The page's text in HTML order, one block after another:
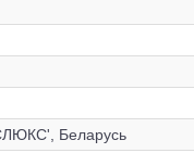
Беларусь